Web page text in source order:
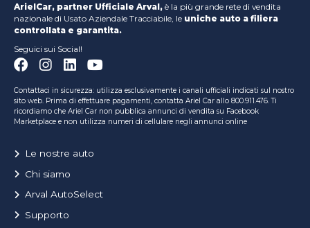
ArielCar, partner Ufficiale Arval, è la più grande rete di vendita
nazionale di Usato Aziendale Tracciabile, le uniche auto a filiera
controllata e garantita.
Seguici sui Social!
Contattaci in sicurezza: utilizza esclusivamente i canali ufficiali indicati sul nostro
sito web. Prima di effettuare pagamenti, contatta Ariel Car allo 800.911.476. Ti
ricordiamo che Ariel Car non pubblica annunci di vendita su Facebook
Marketplace e non utilizza numeri di cellulare negli annunci online
Le nostre auto
Chi siamo
Arval AutoSelect
Supporto